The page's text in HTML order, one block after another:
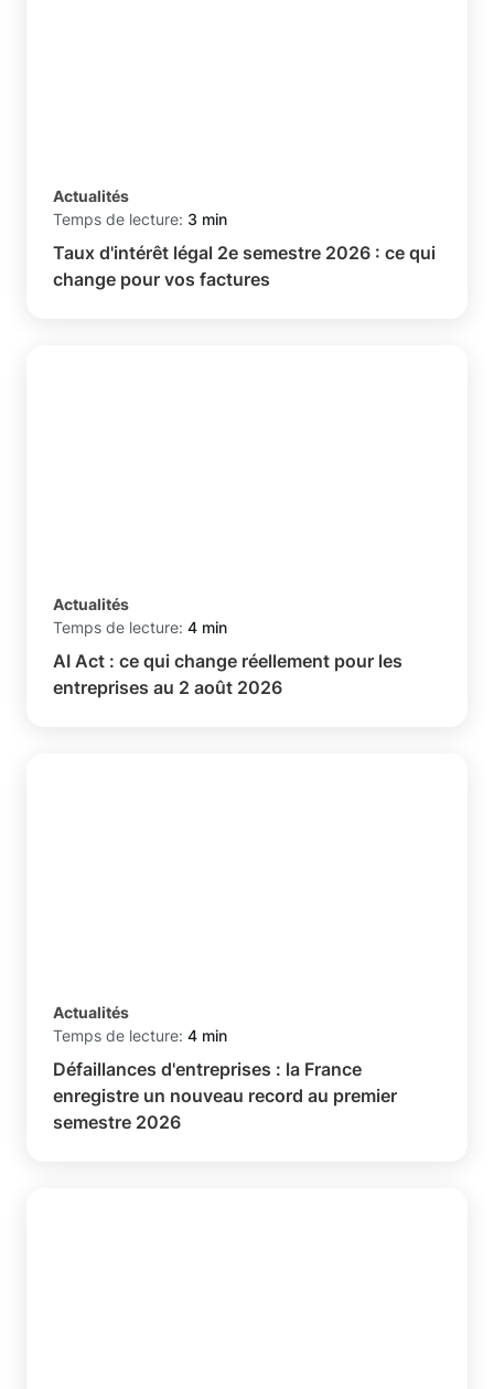
Actualités
Temps de lecture: 3 min
Taux d'intérêt légal 2e semestre 2026 : ce qui
change pour vos factures
Actualités
Temps de lecture: 4 min
AI Act : ce qui change réellement pour les
entreprises au 2 août 2026
Actualités
Temps de lecture: 4 min
Défaillances d'entreprises : la France
enregistre un nouveau record au premier
semestre 2026